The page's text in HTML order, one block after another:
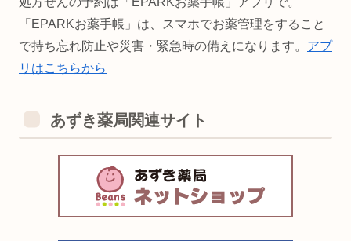
「EPARKお薬手帳」は、スマホでお薬管理をすること
で持ち忘れ防止や災害・緊急時の備えになります。 アプ
リはこちらから
あずき薬局関連サイト